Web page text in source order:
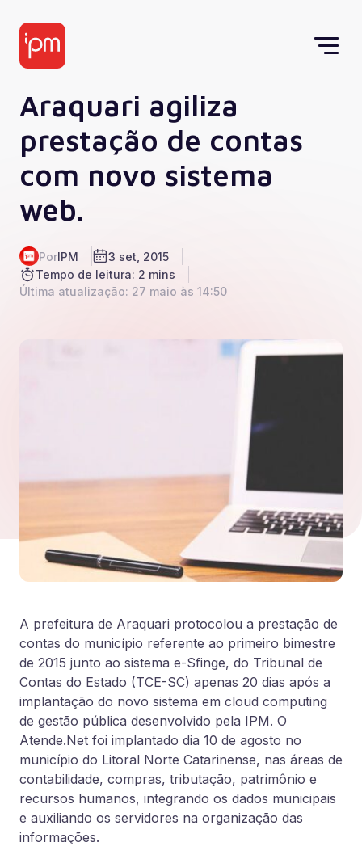
Araquari agiliza
prestação de contas
com novo sistema
web.
PorIPM
3 set, 2015
Tempo de leitura: 2 mins
Última atualização: 27 maio às 14:50
A prefeitura de Araquari protocolou a prestação de
contas do município referente ao primeiro bimestre
de 2015 junto ao sistema e-Sfinge, do Tribunal de
Contas do Estado (TCE-SC) apenas 20 dias após a
implantação do novo sistema em cloud computing
de gestão pública desenvolvido pela IPM. O
Atende.Net foi implantado dia 10 de agosto no
município do Litoral Norte Catarinense, nas áreas de
contabilidade, compras, tributação, patrimônio e
recursos humanos, integrando os dados municipais
e auxiliando os servidores na organização das
informações.